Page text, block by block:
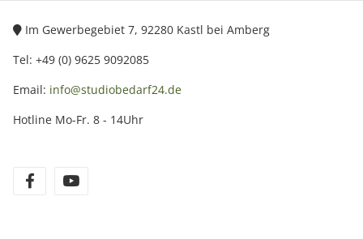
Im Gewerbegebiet 7, 92280 Kastl bei Amberg
Tel: +49 (0) 9625 9092085
Email: info@studiobedarf24.de
Hotline Mo-Fr. 8 - 14Uhr